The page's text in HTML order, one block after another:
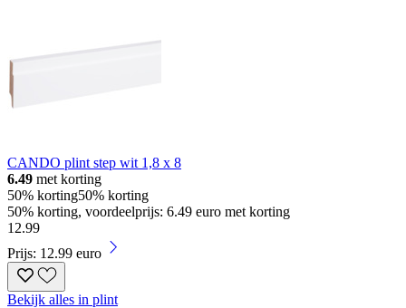
CANDO plint step wit 1,8 x 8
6.49 met korting
50% korting50% korting
50% korting, voordeelprijs: 6.49 euro met korting
12.99
Prijs: 12.99 euro
Bekijk alles in plint